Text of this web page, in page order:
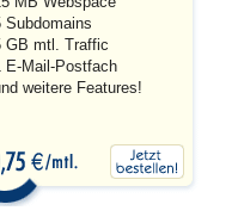
Subdomains
GB mtl. Traffic
E-Mail-Postfach
weitere Features!